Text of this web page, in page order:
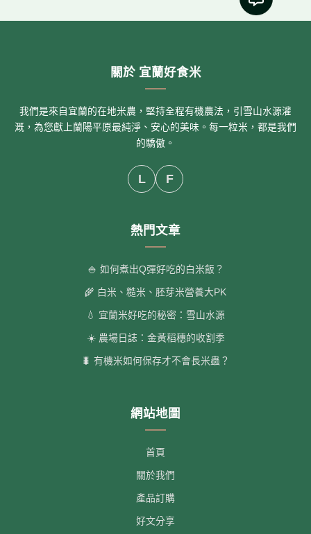
關於 宜蘭好食米
我們是來自宜蘭的在地米農，堅持全程有機農法，引雪山水源灌
溉，為您獻上蘭陽平原最純淨、安心的美味。每一粒米，都是我們
的驕傲。
L F
熱門文章
🍚 如何煮出Q彈好吃的白米飯？
🌾 白米、糙米、胚芽米營養大PK
💧 宜蘭米好吃的秘密：雪山水源
☀️ 農場日誌：金黃稻穗的收割季
🐛 有機米如何保存才不會長米蟲？
網站地圖
首頁
關於我們
產品訂購
好文分享